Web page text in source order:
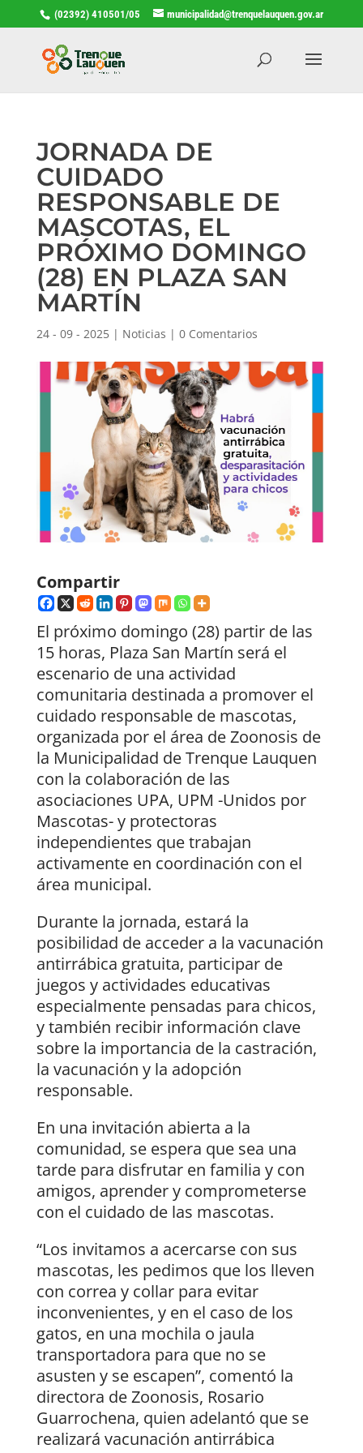
(02392) 410501/05 municipalidad@trenquelauquen.gov.ar
JORNADA DE
CUIDADO
RESPONSABLE DE
MASCOTAS, EL
PRÓXIMO DOMINGO
(28) EN PLAZA SAN
MARTÍN
24 - 09 - 2025| Noticias | 0 Comentarios
Compartir
El próximo domingo (28) partir de las
15 horas, Plaza San Martín será el
escenario de una actividad
comunitaria destinada a promover el
cuidado responsable de mascotas,
organizada por el área de Zoonosis de
la Municipalidad de Trenque Lauquen
con la colaboración de las
asociaciones UPA, UPM -Unidos por
Mascotas- y protectoras
independientes que trabajan
activamente en coordinación con el
área municipal.
Durante la jornada, estará la
posibilidad de acceder a la vacunación
antirrábica gratuita, participar de
juegos y actividades educativas
especialmente pensadas para chicos,
y también recibir información clave
sobre la importancia de la castración,
la vacunación y la adopción
responsable.
En una invitación abierta a la
comunidad, se espera que sea una
tarde para disfrutar en familia y con
amigos, aprender y comprometerse
con el cuidado de las mascotas.
“Los invitamos a acercarse con sus
mascotas, les pedimos que los lleven
con correa y collar para evitar
inconvenientes, y en el caso de los
gatos, en una mochila o jaula
transportadora para que no se
asusten y se escapen”, comentó la
directora de Zoonosis, Rosario
Guarrochena, quien adelantó que se
realizará vacunación antirrábica